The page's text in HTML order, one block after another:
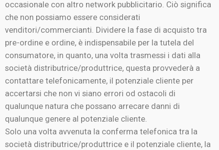
occasionale con altro network pubblicitario. Ciò significa
che non possiamo essere considerati
venditori/commercianti. Dividere la fase di acquisto tra
pre-ordine e ordine, è indispensabile per la tutela del
consumatore, in quanto, una volta trasmessi i dati alla
società distributrice/produttrice, questa provvederà a
contattare telefonicamente, il potenziale cliente per
accertarsi che non vi siano errori od ostacoli di
qualunque natura che possano arrecare danni di
qualunque genere al potenziale cliente.
Solo una volta avvenuta la conferma telefonica tra la
società distributrice/produttrice e il potenziale cliente, la